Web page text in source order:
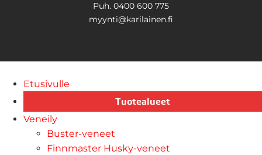
Puh. 0400 600 775
myynti@karilainen.fi
Etusivulle
Tuotealueet
Veneily
Buster-veneet
Finnmaster Husky-veneet